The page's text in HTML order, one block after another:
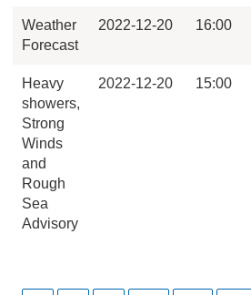
Weather
Forecast
2022-12-20 16:00
Heavy
showers,
Strong
Winds
and
Rough
Sea
Advisory
2022-12-20 15:00